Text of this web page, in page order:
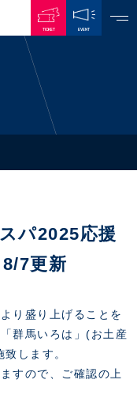
TICKET EVENT
パ2025応援
7更新
り盛り上げることを
群馬いろは」(お土産
します。
すので、ご確認の上